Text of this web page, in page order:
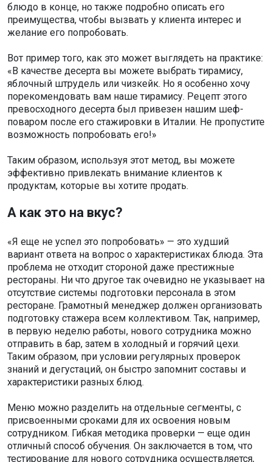
блюдо в конце, но также подробно описать его
преимущества, чтобы вызвать у клиента интерес и
желание его попробовать.
Вот пример того, как это может выглядеть на практике:
«В качестве десерта вы можете выбрать тирамису,
яблочный штрудель или чизкейк. Но я особенно хочу
порекомендовать вам наше тирамису. Рецепт этого
превосходного десерта был привезен нашим шеф-
поваром после его стажировки в Италии. Не пропустите
возможность попробовать его!»
Таким образом, используя этот метод, вы можете
эффективно привлекать внимание клиентов к
продуктам, которые вы хотите продать.
А как это на вкус?
«Я еще не успел это попробовать» — это худший
вариант ответа на вопрос о характеристиках блюда. Эта
проблема не отходит стороной даже престижные
рестораны. Ни что другое так очевидно не указывает на
отсутствие системы подготовки персонала в этом
ресторане. Грамотный менеджер должен организовать
подготовку стажера всем коллективом. Так, например,
в первую неделю работы, нового сотрудника можно
отправить в бар, затем в холодный и горячий цехи.
Таким образом, при условии регулярных проверок
знаний и дегустаций, он быстро запомнит составы и
характеристики разных блюд.
Меню можно разделить на отдельные сегменты, с
присвоенными сроками для их освоения новым
сотрудником. Гибкая методика проверки — еще один
отличный способ обучения. Он заключается в том, что
тестирование для нового сотрудника осуществляется,